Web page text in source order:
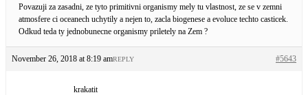
Povazuji za zasadni, ze tyto primitivni organismy mely tu vlastnost, ze se v zemni
atmosfere ci oceanech uchytily a nejen to, zacla biogenese a evoluce techto casticek.
Odkud teda ty jednobunecne organismy priletely na Zem ?
November 26, 2018 at 8:19 am #5643
REPLY
krakatit